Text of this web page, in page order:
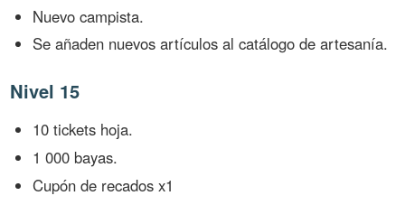
Nuevo campista.
Se añaden nuevos artículos al catálogo de artesanía.
Nivel 15
10 tickets hoja.
1 000 bayas.
Cupón de recados x1